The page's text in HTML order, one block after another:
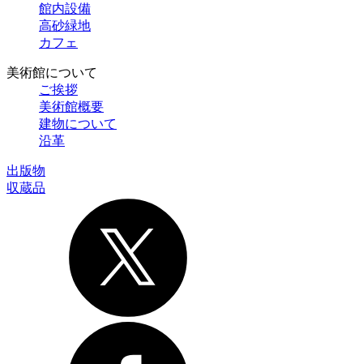
館内設備
高砂緑地
カフェ
美術館について
ご挨拶
美術館概要
建物について
沿革
出版物
収蔵品